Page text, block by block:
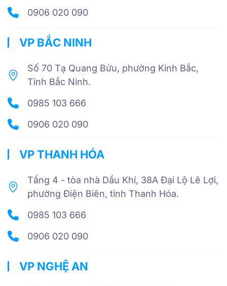
0906 020 090
VP BẮC NINH
Số 70 Tạ Quang Bửu, phường Kinh Bắc,
Tỉnh Bắc Ninh.
0985 103 666
0906 020 090
VP THANH HÓA
Tầng 4 - tòa nhà Dầu Khí, 38A Đại Lộ Lê Lợi,
phường Điện Biên, tỉnh Thanh Hóa.
0985 103 666
0906 020 090
VP NGHỆ AN